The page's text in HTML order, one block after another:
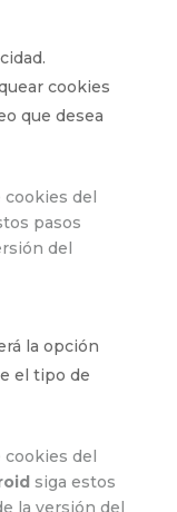
cookies
que desea
cookies del
pasos
del
la opción
el tipo de
cookies del
siga estos
la versión del